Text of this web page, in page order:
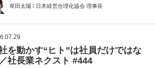
牟田太陽 / 日本経営合理化協会 理事長
を動かす“ヒト”は社員だけではな
社長業ネクスト #444